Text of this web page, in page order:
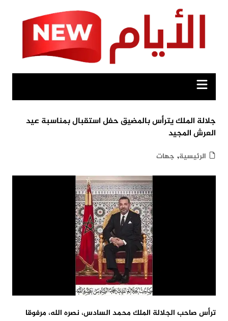
جلالة الملك يترأس بالمضيق حفل استقبال بمناسبة عيد
العرش المجيد
الرئيسية, جهات
ترأس صاحب الجلالة الملك محمد السادس، نصره الله، مرفوقا